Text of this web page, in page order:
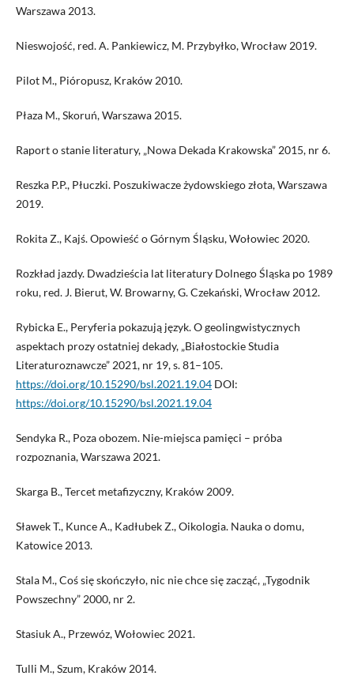
Warszawa 2013.
Nieswojość, red. A. Pankiewicz, M. Przybyłko, Wrocław 2019.
Pilot M., Pióropusz, Kraków 2010.
Płaza M., Skoruń, Warszawa 2015.
Raport o stanie literatury, „Nowa Dekada Krakowska” 2015, nr 6.
Reszka P.P., Płuczki. Poszukiwacze żydowskiego złota, Warszawa
2019.
Rokita Z., Kajś. Opowieść o Górnym Śląsku, Wołowiec 2020.
Rozkład jazdy. Dwadzieścia lat literatury Dolnego Śląska po 1989
roku, red. J. Bierut, W. Browarny, G. Czekański, Wrocław 2012.
Rybicka E., Peryferia pokazują język. O geolingwistycznych
aspektach prozy ostatniej dekady, „Białostockie Studia
Literaturoznawcze” 2021, nr 19, s. 81–105.
https://doi.org/10.15290/bsl.2021.19.04DOI:
https://doi.org/10.15290/bsl.2021.19.04
Sendyka R., Poza obozem. Nie-miejsca pamięci – próba
rozpoznania, Warszawa 2021.
Skarga B., Tercet metafizyczny, Kraków 2009.
Sławek T., Kunce A., Kadłubek Z., Oikologia. Nauka o domu,
Katowice 2013.
Stala M., Coś się skończyło, nic nie chce się zacząć, „Tygodnik
Powszechny” 2000, nr 2.
Stasiuk A., Przewóz, Wołowiec 2021.
Tulli M., Szum, Kraków 2014.